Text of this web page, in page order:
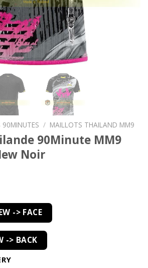
90MINUTES / MAILLOTS THAILAND MM9
90Minute MM9
Noir
-> FACE
-> BACK